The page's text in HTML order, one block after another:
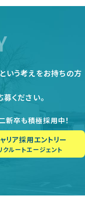
いう考えをお持ちの方
ください。
新卒も積極採用中！
リア採用エントリー
クルートエージェント